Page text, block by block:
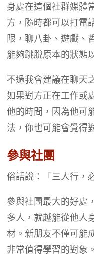
身處在這個社群媒體
方，隨時都可以打電
限，聊八卦、遊戲、
能夠跳脫原本的狀態
不過我會建議在聊天
如果對方正在工作或
他的時間，因為他可
法，你也可能會覺得
參與社團
俗話說：「三人行，
參與社團最大的好處
多人，就越能從他人
材。新朋友不僅可能
非常值得學習的對象。